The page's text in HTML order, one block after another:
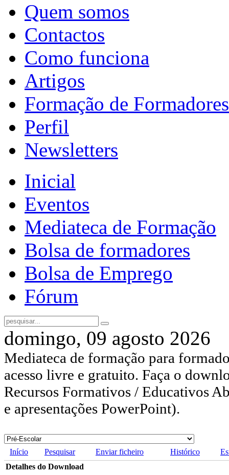
Quem somos
Contactos
Como funciona
Artigos
Formação de Formadores
Perfil
Newsletters
Inicial
Eventos
Mediateca de Formação
Bolsa de formadores
Bolsa de Emprego
Fórum
domingo, 09 agosto 2026
Mediateca de formação para
acesso livre e gratuito. Faça o
Recursos Formativos / Educativos
e apresentações PowerPoint).
Início Pesquisar Enviar ficheiro Histórico
Detalhes do Download